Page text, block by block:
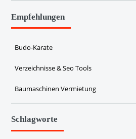
Empfehlungen
Budo-Karate
Verzeichnisse & Seo Tools
Baumaschinen Vermietung
Schlagworte